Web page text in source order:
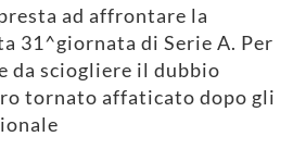
ad affrontare la
31^giornata di Serie A. Per
da sciogliere il dubbio
tornato affaticato dopo gli